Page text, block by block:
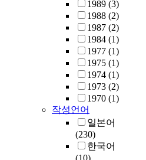
1989 (3)
1988 (2)
1987 (2)
1984 (1)
1977 (1)
1975 (1)
1974 (1)
1973 (2)
1970 (1)
작성언어
일본어
(230)
한국어